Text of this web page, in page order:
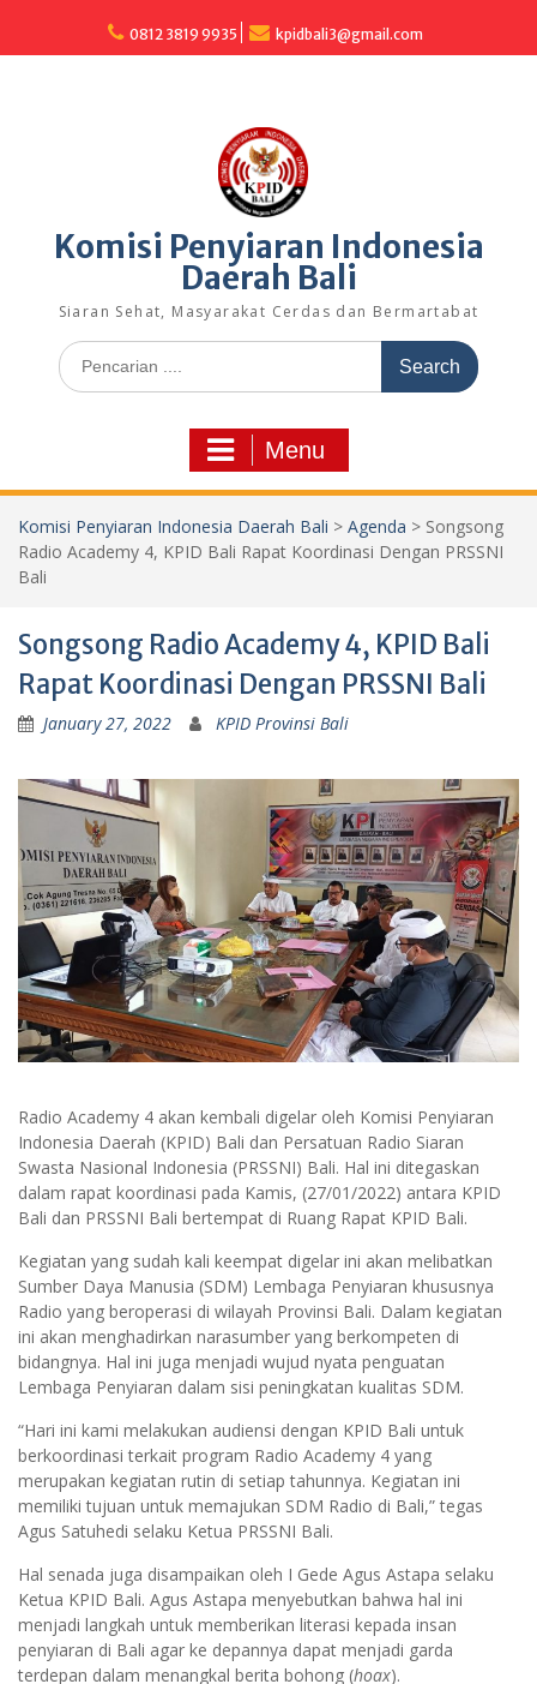
content
0812 3819 9935 kpidbali3@gmail.com
Komisi Penyiaran Indonesia
Daerah Bali
Siaran Sehat, Masyarakat Cerdas dan Bermartabat
Search
for:
Menu
Komisi Penyiaran Indonesia Daerah Bali > Agenda > Songsong
Radio Academy 4, KPID Bali Rapat Koordinasi Dengan PRSSNI
Bali
Songsong Radio Academy 4, KPID Bali
Rapat Koordinasi Dengan PRSSNI Bali
January 27, 2022 KPID Provinsi Bali
Radio Academy 4 akan kembali digelar oleh Komisi Penyiaran
Indonesia Daerah (KPID) Bali dan Persatuan Radio Siaran
Swasta Nasional Indonesia (PRSSNI) Bali. Hal ini ditegaskan
dalam rapat koordinasi pada Kamis, (27/01/2022) antara KPID
Bali dan PRSSNI Bali bertempat di Ruang Rapat KPID Bali.
Kegiatan yang sudah kali keempat digelar ini akan melibatkan
Sumber Daya Manusia (SDM) Lembaga Penyiaran khususnya
Radio yang beroperasi di wilayah Provinsi Bali. Dalam kegiatan
ini akan menghadirkan narasumber yang berkompeten di
bidangnya. Hal ini juga menjadi wujud nyata penguatan
Lembaga Penyiaran dalam sisi peningkatan kualitas SDM.
“Hari ini kami melakukan audiensi dengan KPID Bali untuk
berkoordinasi terkait program Radio Academy 4 yang
merupakan kegiatan rutin di setiap tahunnya. Kegiatan ini
memiliki tujuan untuk memajukan SDM Radio di Bali,” tegas
Agus Satuhedi selaku Ketua PRSSNI Bali.
Hal senada juga disampaikan oleh I Gede Agus Astapa selaku
Ketua KPID Bali. Agus Astapa menyebutkan bahwa hal ini
menjadi langkah untuk memberikan literasi kepada insan
penyiaran di Bali agar ke depannya dapat menjadi garda
terdepan dalam menangkal berita bohong (hoax).